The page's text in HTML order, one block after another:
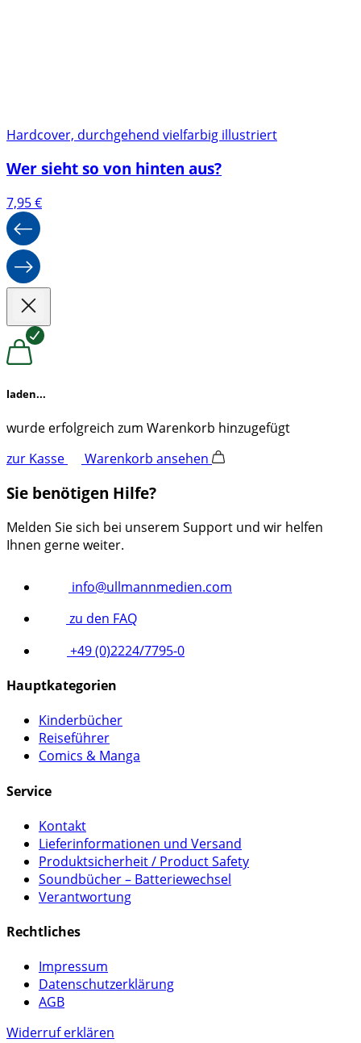
Hardcover, durchgehend vielfarbig illustriert
Wer sieht so von hinten aus?
7,95€
laden...
wurde erfolgreich zum Warenkorb hinzugefügt
zur Kasse
Warenkorb ansehen
Sie benötigen Hilfe?
Melden Sie sich bei unserem Support und wir helfen
Ihnen gerne weiter.
info@ullmannmedien.com
zu den FAQ
+49 (0)2224/7795-0
Hauptkategorien
Kinderbücher
Reiseführer
Comics & Manga
Service
Kontakt
Lieferinformationen und Versand
Produktsicherheit / Product Safety
Soundbücher – Batteriewechsel
Verantwortung
Rechtliches
Impressum
Datenschutzerklärung
AGB
Widerruf erklären